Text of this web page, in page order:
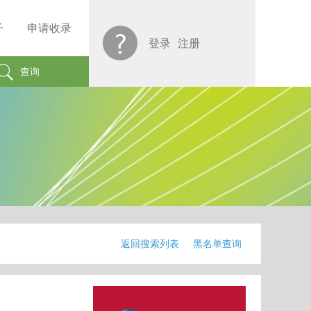
申请收录
查询
登录 注册
返回搜索列表 黑名单查询